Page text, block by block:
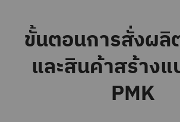
ขั้นตอนการสั่งผลิ
และสินค้าสร้าง
PMK